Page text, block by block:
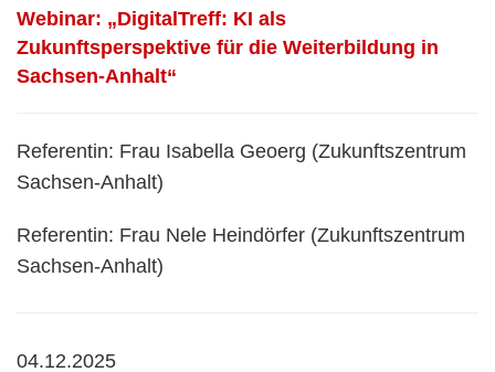
Webinar: „DigitalTreff: KI als
Zukunftsperspektive für die Weiterbildung in
Sachsen-Anhalt“
Referentin: Frau Isabella Geoerg (Zukunftszentrum
Sachsen-Anhalt)
Referentin: Frau Nele Heindörfer (Zukunftszentrum
Sachsen-Anhalt)
04.12.2025